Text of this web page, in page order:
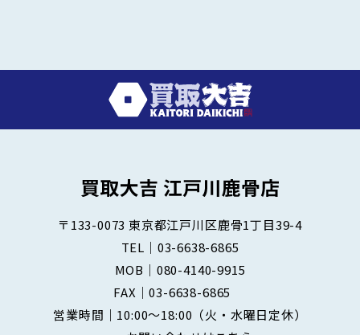
〒133-0073 東京都江戸川区鹿骨1丁目39-4
TEL｜ 03-6638-6865
MOB｜ 080-4140-9915
FAX｜03-6638-6865
営業時間｜10:00～18:00 （火・水曜日定休）